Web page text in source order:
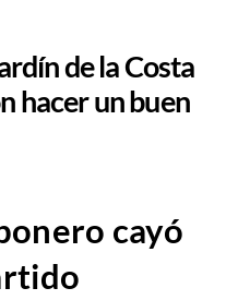
de la Costa
hacer un buen
cayó